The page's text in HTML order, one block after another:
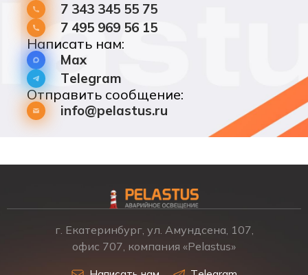
7 343 345 55 75
7 495 969 56 15
Написать нам:
Max
Telegram
Отправить сообщение:
info@pelastus.ru
г. Екатеринбург, ул. Амундсена, 107,
офис 707, компания «Pelastus»